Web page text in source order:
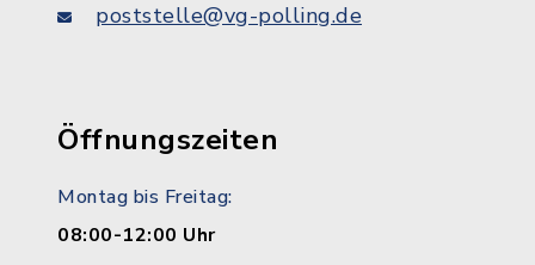
poststelle@vg-polling.de
Öffnungszeiten
Montag bis Freitag:
08:00-12:00 Uhr